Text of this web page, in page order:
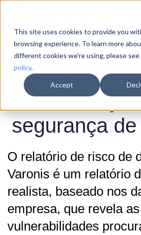
This site uses cookies to provide you
browsing experience. To learn more
different cookies we're using, please see
policy.
Accept
Deseja
estão as
segurança
O relatório de risco de
Varonis é um relatório
realista, baseado nos
empresa, que revela as
vulnerabilidades